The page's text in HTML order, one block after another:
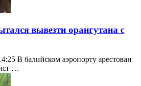
вывезти орангутана с
В балийском аэропорту арестован
…